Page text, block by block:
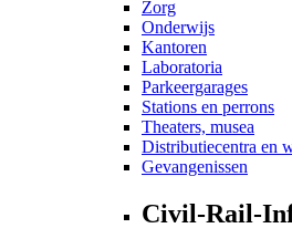
Zorg
Onderwijs
Kantoren
Laboratoria
Parkeergarages
Stations en perrons
Theaters, musea
Distributiecentra en
Gevangenissen
Civil-Rail-